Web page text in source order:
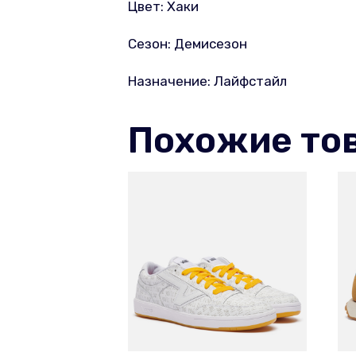
Цвет: Хаки
Сезон: Демисезон
Назначение: Лайфстайл
Похожие